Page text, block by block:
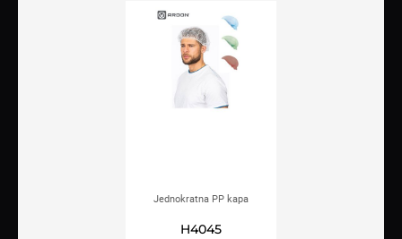
Jednokratna PP kapa
H4045